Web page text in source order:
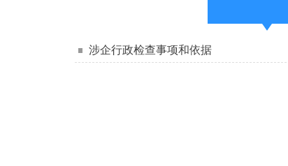
涉企行政检查事项和依据